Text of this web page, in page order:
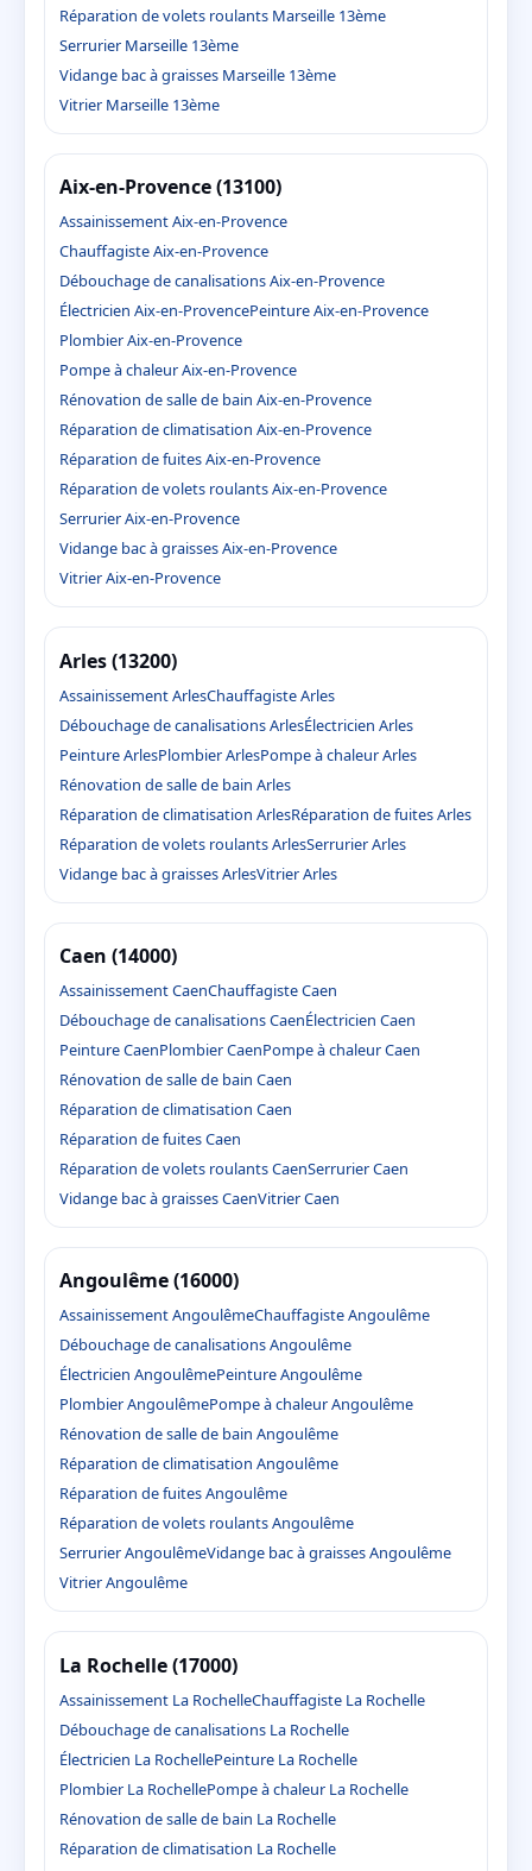
Réparation de volets roulants Marseille 13ème
Serrurier Marseille 13ème
Vidange bac à graisses Marseille 13ème
Vitrier Marseille 13ème
Aix-en-Provence (13100)
Assainissement Aix-en-Provence
Chauffagiste Aix-en-Provence
Débouchage de canalisations Aix-en-Provence
Électricien Aix-en-ProvencePeinture Aix-en-Provence
Plombier Aix-en-Provence
Pompe à chaleur Aix-en-Provence
Rénovation de salle de bain Aix-en-Provence
Réparation de climatisation Aix-en-Provence
Réparation de fuites Aix-en-Provence
Réparation de volets roulants Aix-en-Provence
Serrurier Aix-en-Provence
Vidange bac à graisses Aix-en-Provence
Vitrier Aix-en-Provence
Arles (13200)
Assainissement ArlesChauffagiste Arles
Débouchage de canalisations ArlesÉlectricien Arles
Peinture ArlesPlombier ArlesPompe à chaleur Arles
Rénovation de salle de bain Arles
Réparation de climatisation ArlesRéparation de fuites Arles
Réparation de volets roulants ArlesSerrurier Arles
Vidange bac à graisses ArlesVitrier Arles
Caen (14000)
Assainissement CaenChauffagiste Caen
Débouchage de canalisations CaenÉlectricien Caen
Peinture CaenPlombier CaenPompe à chaleur Caen
Rénovation de salle de bain Caen
Réparation de climatisation Caen
Réparation de fuites Caen
Réparation de volets roulants CaenSerrurier Caen
Vidange bac à graisses CaenVitrier Caen
Angoulême (16000)
Assainissement AngoulêmeChauffagiste Angoulême
Débouchage de canalisations Angoulême
Électricien AngoulêmePeinture Angoulême
Plombier AngoulêmePompe à chaleur Angoulême
Rénovation de salle de bain Angoulême
Réparation de climatisation Angoulême
Réparation de fuites Angoulême
Réparation de volets roulants Angoulême
Serrurier AngoulêmeVidange bac à graisses Angoulême
Vitrier Angoulême
La Rochelle (17000)
Assainissement La RochelleChauffagiste La Rochelle
Débouchage de canalisations La Rochelle
Électricien La RochellePeinture La Rochelle
Plombier La RochellePompe à chaleur La Rochelle
Rénovation de salle de bain La Rochelle
Réparation de climatisation La Rochelle